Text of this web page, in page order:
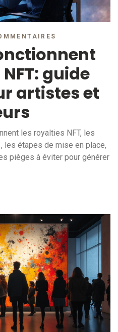
guide
artistes et
les royalties NFT, les
les étapes de mise en place,
pièges à éviter pour générer